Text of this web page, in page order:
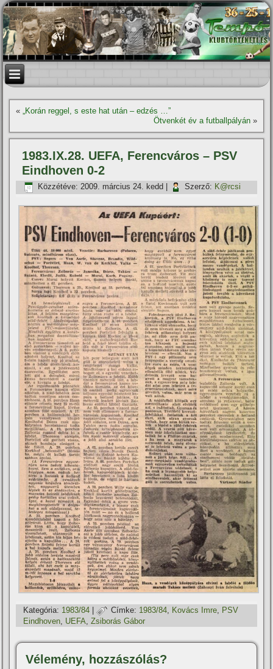
«„Korán reggel, s este hat után – edzés …”
Ötvenkét év a futballpályán»
1983.IX.28. UEFA, Ferencváros – PSV
Eindhoven 0-2
Közzétéve: 2009. március 24. kedd Szerző: K@rcsi
Kategória: 1983/84 | Címke: 1983/84, Kovács Imre, PSV
Eindhoven UEFA ,Zsiborás Gábor
Vélemény, hozzászólás?